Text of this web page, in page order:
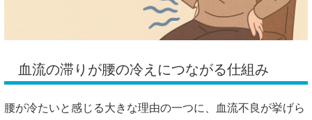
血流の滞りが腰の冷えにつながる仕組み
腰が冷たいと感じる大きな理由の一つに、血流不良が挙げら